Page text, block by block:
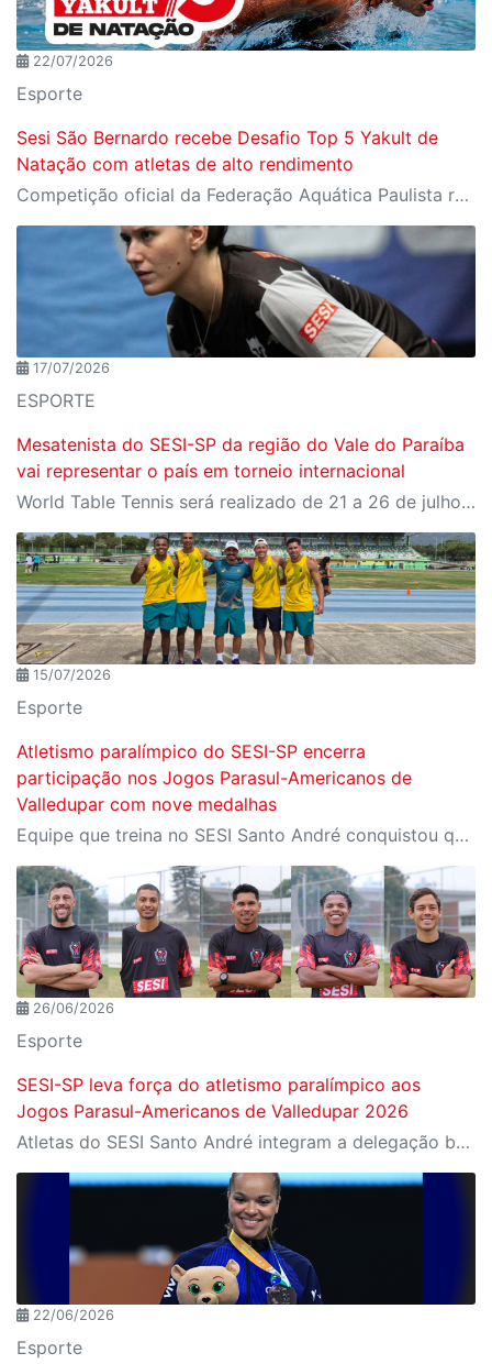
22/07/2026
Esporte
Sesi São Bernardo recebe Desafio Top 5 Yakult de
Natação com atletas de alto rendimento
Competição oficial da Federação Aquática Paulista reúne nadadores de elite em preparação para o Troféu José Finkel
17/07/2026
ESPORTE
Mesatenista do SESI-SP da região do Vale do Paraíba
vai representar o país em torneio internacional
World Table Tennis será realizado de 21 a 26 de julho, em São José dos Campos
15/07/2026
Esporte
Atletismo paralímpico do SESI-SP encerra
participação nos Jogos Parasul-Americanos de
Valledupar com nove medalhas
Equipe que treina no SESI Santo André conquistou quatro ouros, três pratas e dois bronzes representando o Brasil na Colômbia
26/06/2026
Esporte
SESI-SP leva força do atletismo paralímpico aos
Jogos Parasul-Americanos de Valledupar 2026
Atletas do SESI Santo André integram a delegação brasileira na Colômbia; instituição terá a maior participação entre os representantes do país
22/06/2026
Esporte